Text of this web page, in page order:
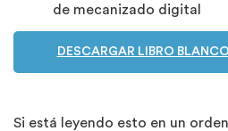
de mecanizado digital
DESCARGAR LIBRO BLANCO
Si está leyendo esto en un